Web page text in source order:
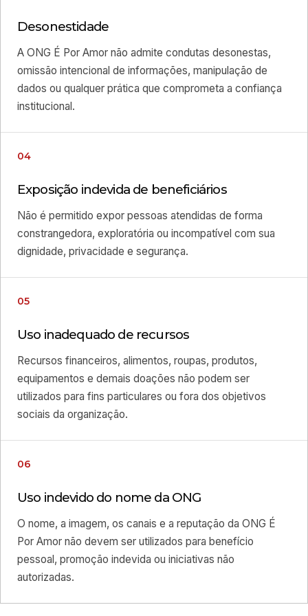
Desonestidade
A ONG É Por Amor não admite condutas desonestas,
omissão intencional de informações, manipulação de
dados ou qualquer prática que comprometa a confiança
institucional.
04
Exposição indevida de beneficiários
Não é permitido expor pessoas atendidas de forma
constrangedora, exploratória ou incompatível com sua
dignidade, privacidade e segurança.
05
Uso inadequado de recursos
Recursos financeiros, alimentos, roupas, produtos,
equipamentos e demais doações não podem ser
utilizados para fins particulares ou fora dos objetivos
sociais da organização.
06
Uso indevido do nome da ONG
O nome, a imagem, os canais e a reputação da ONG É
Por Amor não devem ser utilizados para benefício
pessoal, promoção indevida ou iniciativas não
autorizadas.